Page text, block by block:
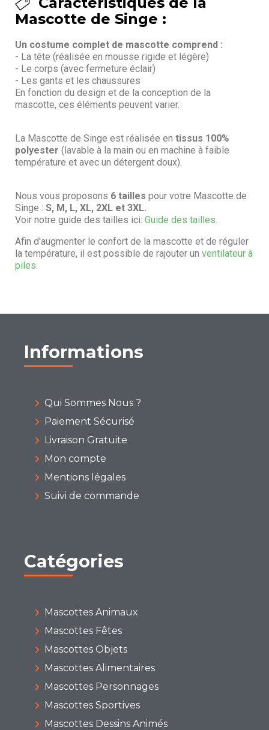
Mascotte de Singe :
Un costume complet de mascotte comprend :
- La tête (réalisée en mousse rigide et légère)
- Le corps (avec fermeture éclair)
- Les gants et les chaussures
En fonction du design et de la conception de la
mascotte, ces éléments peuvent varier.
La Mascotte de Singe est réalisée en tissus 100%
polyester (lavable à la main ou en machine à faible
température et avec un détergent doux).
Nous vous proposons 6 tailles pour votre Mascotte de
Singe : S, M, L, XL, 2XL et 3XL.
Voir notre guide des tailles ici: Guide des tailles.
Afin d'augmenter le confort de la mascotte et de réguler
la température, il est possible de rajouter un ventilateur à
piles.
Informations
Qui Sommes Nous ?
Paiement Sécurisé
Livraison Gratuite
Mon compte
Mentions légales
Suivi de commande
Catégories
Mascottes Animaux
Mascottes Fêtes
Mascottes Objets
Mascottes Alimentaires
Mascottes Personnages
Mascottes Sportives
Mascottes Dessins Animés